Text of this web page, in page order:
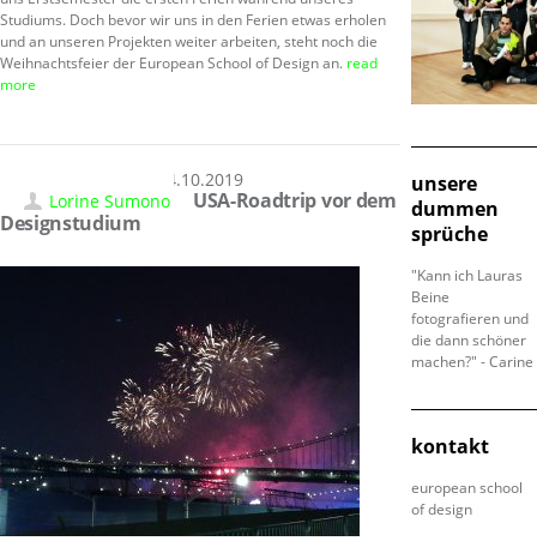
Studiums. Doch bevor wir uns in den Ferien etwas erholen
und an unseren Projekten weiter arbeiten, steht noch die
Weihnachtsfeier der European School of Design an. read
more
04.10.2019
Lorine Sumono
USA-Roadtrip vor dem
Designstudium
unsere
dummen
sprüche
"Kann ich Lauras
Beine
fotografieren und
die dann schöner
machen?" - Carine
kontakt
european school
of design